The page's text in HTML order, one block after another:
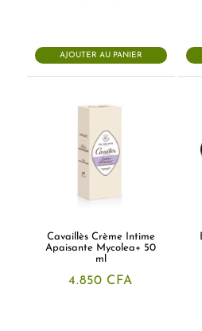
AJOUTER AU PANIER
Cavaillès Crème Intime
Apaisante Mycolea+ 50
ml
4.850 CFA